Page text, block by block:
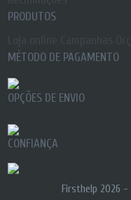
PRODUTOS
MÉTODO DE PAGAMENTO
OPÇÕES DE ENVIO
CONFIANÇA
Firsthelp 2026 -